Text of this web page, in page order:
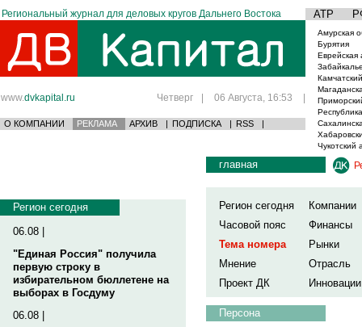
Региональный журнал для деловых кругов Дальнего Востока АТР
www.dvkapital.ru Четверг | 06 Августа, 16:53 |
О КОМПАНИИ РЕКЛАМА АРХИВ | ПОДПИСКА | RSS |
Амурская
Бурятия
Еврейская
Чукотский
Регион сегодня
06.08 |
"Единая Россия" получила
первую строку в
избирательном бюллетене на
выборах в Госдуму
06.08 |
главная
Регион сегодня
Компании
Часовой пояс
Финансы
Тема номера
Рынки
Мнение
Отрасль
Проект ДК
Инновации
Персона